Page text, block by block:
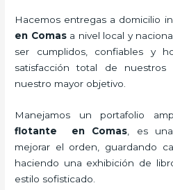
Hacemos entregas a domicilio
en Comas a nivel local y
ser cumplidos, confiables y
satisfacción total de nuestros
nuestro mayor objetivo.
Manejamos un portafolio
flotante en Comas, es
mejorar el orden, guardando
haciendo una exhibición de
estilo sofisticado.